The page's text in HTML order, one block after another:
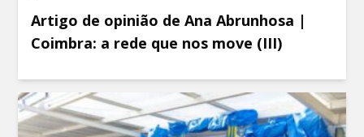
Artigo de opinião de Ana Abrunhosa |
Coimbra: a rede que nos move (III)